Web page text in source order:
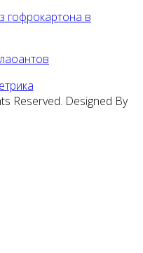
гофрокартона в
Reserved. Designed By